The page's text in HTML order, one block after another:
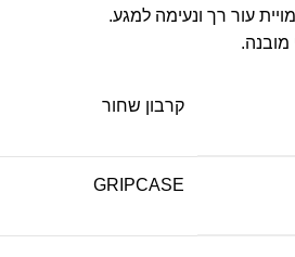
עור רך ונעימה למגע.
מובנה.
קרבון שחור
GRIPCASE